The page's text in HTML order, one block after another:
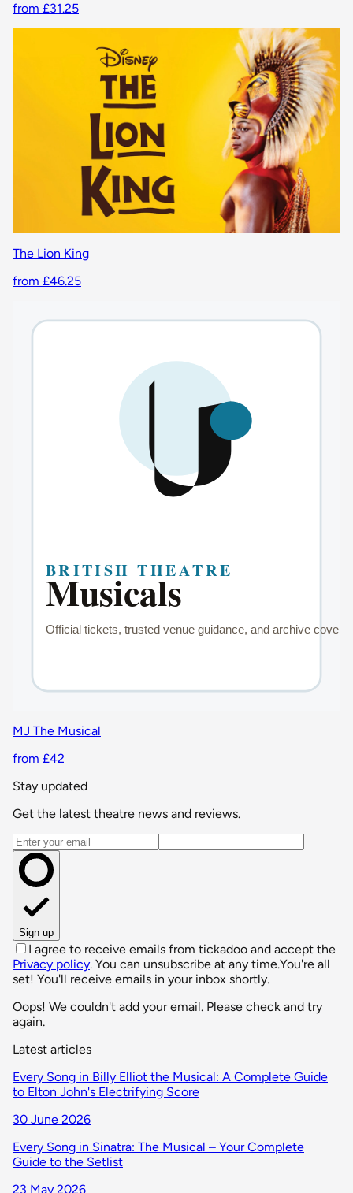
from £31.25
The Lion King
from £46.25
MJ The Musical
from £42
Stay updated
Get the latest theatre news and reviews.
Email address
Sign up
I agree to receive emails from tickadoo and accept the
Privacy policy. You can unsubscribe at any time.You're all
set! You'll receive emails in your inbox shortly.
Oops! We couldn't add your email. Please check and try
again.
Latest articles
Every Song in Billy Elliot the Musical: A Complete Guide
to Elton John's Electrifying Score
30 June 2026
Every Song in Sinatra: The Musical – Your Complete
Guide to the Setlist
23 May 2026